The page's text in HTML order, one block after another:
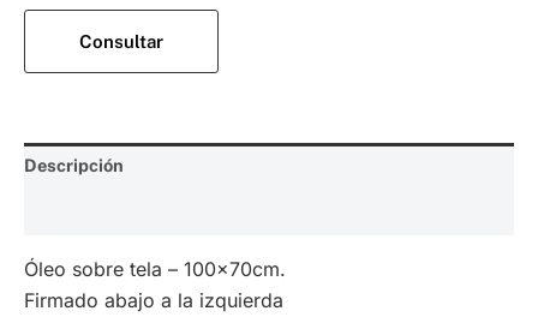
Consultar
Descripción
Óleo sobre tela – 100x70cm.
Firmado abajo a la izquierda